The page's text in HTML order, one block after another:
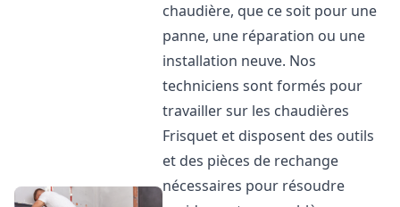
chaudière, que ce soit pour une
panne, une réparation ou une
installation neuve. Nos
techniciens sont formés pour
travailler sur les chaudières
Frisquet et disposent des outils
et des pièces de rechange
nécessaires pour résoudre